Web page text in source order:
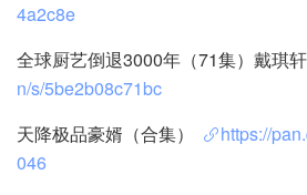
4a2c8e
全球厨艺倒退3000年（71集）戴琪轩
n/s/5be2b08c71bc
天降极品豪婿（合集）
https://
046